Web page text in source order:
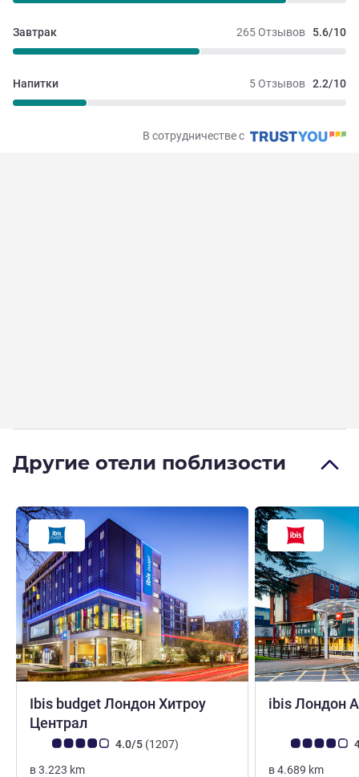
265 Отзывов 5.6/10
Завтрак
5 Отзывов 2.2/10
Напитки
В сотрудничестве с
Другие отели поблизости
Ibis budget Лондон Хитроу
Централ
Примечание: отзывы клиентов (Рейтинг ALL)
4.0/5 (1207Отзывов
)
в3.223 km
ibis Лондон
Примечание:
в4.689 km